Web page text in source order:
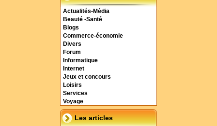
Actualités-Média
Beauté -Santé
Blogs
Commerce-économie
Divers
Forum
Informatique
Internet
Jeux et concours
Loisirs
Services
Voyage
Les articles